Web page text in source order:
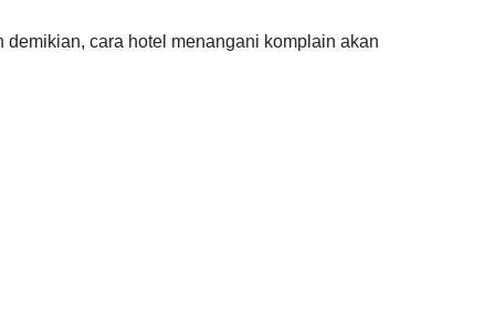
cara hotel menangani komplain akan